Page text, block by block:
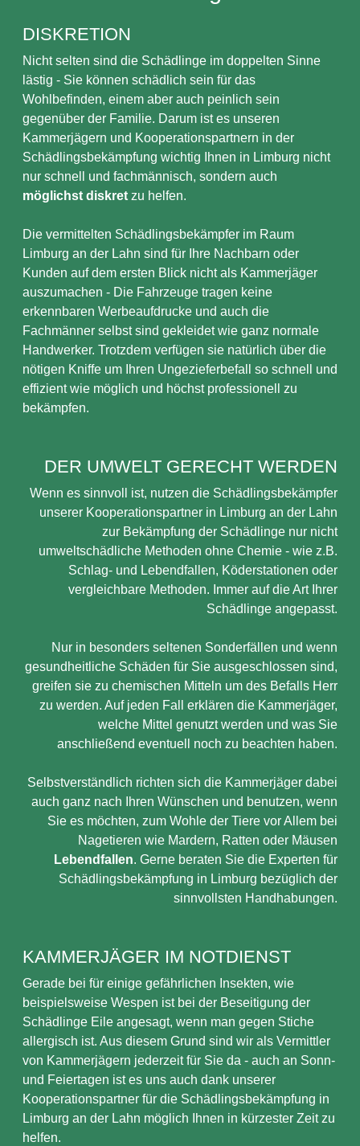
DISKRETION
Nicht selten sind die Schädlinge im doppelten Sinne
lästig - Sie können schädlich sein für das
Wohlbefinden, einem aber auch peinlich sein
gegenüber der Familie. Darum ist es unseren
Kammerjägern und Kooperationspartnern in der
Schädlingsbekämpfung wichtig Ihnen in Limburg nicht
nur schnell und fachmännisch, sondern auch
möglichst diskret zu helfen.
Die vermittelten Schädlingsbekämpfer im Raum
Limburg an der Lahn sind für Ihre Nachbarn oder
Kunden auf dem ersten Blick nicht als Kammerjäger
auszumachen - Die Fahrzeuge tragen keine
erkennbaren Werbeaufdrucke und auch die
Fachmänner selbst sind gekleidet wie ganz normale
Handwerker. Trotzdem verfügen sie natürlich über die
nötigen Kniffe um Ihren Ungezieferbefall so schnell und
effizient wie möglich und höchst professionell zu
bekämpfen.
DER UMWELT GERECHT WERDEN
Wenn es sinnvoll ist, nutzen die Schädlingsbekämpfer
unserer Kooperationspartner in Limburg an der Lahn
zur Bekämpfung der Schädlinge nur nicht
umweltschädliche Methoden ohne Chemie - wie z.B.
Schlag- und Lebendfallen, Köderstationen oder
vergleichbare Methoden. Immer auf die Art Ihrer
Schädlinge angepasst.
Nur in besonders seltenen Sonderfällen und wenn
gesundheitliche Schäden für Sie ausgeschlossen sind,
greifen sie zu chemischen Mitteln um des Befalls Herr
zu werden. Auf jeden Fall erklären die Kammerjäger,
welche Mittel genutzt werden und was Sie
anschließend eventuell noch zu beachten haben.
Selbstverständlich richten sich die Kammerjäger dabei
auch ganz nach Ihren Wünschen und benutzen, wenn
Sie es möchten, zum Wohle der Tiere vor Allem bei
Nagetieren wie Mardern, Ratten oder Mäusen
Lebendfallen. Gerne beraten Sie die Experten für
Schädlingsbekämpfung in Limburg bezüglich der
sinnvollsten Handhabungen.
KAMMERJÄGER IM NOTDIENST
Gerade bei für einige gefährlichen Insekten, wie
beispielsweise Wespen ist bei der Beseitigung der
Schädlinge Eile angesagt, wenn man gegen Stiche
allergisch ist. Aus diesem Grund sind wir als Vermittler
von Kammerjägern jederzeit für Sie da - auch an Sonn-
und Feiertagen ist es uns auch dank unserer
Kooperationspartner für die Schädlingsbekämpfung in
Limburg an der Lahn möglich Ihnen in kürzester Zeit zu
helfen.